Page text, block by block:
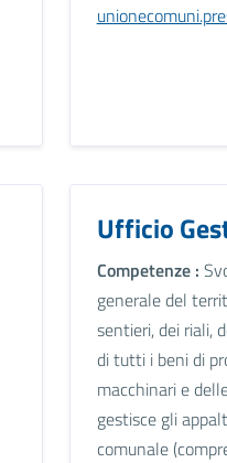
Ufficio
Competenze :
generale del
sentieri, dei riali,
di tutti i beni di
macchinari e
gestisce gli
comunale